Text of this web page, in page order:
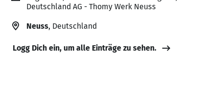
Deutschland AG - Thomy Werk Neuss
Neuss, Deutschland
Logg Dich ein, um alle Einträge zu sehen.